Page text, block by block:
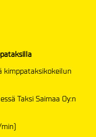
kimppataksikokeilun
Taksi Saimaa Oy:n